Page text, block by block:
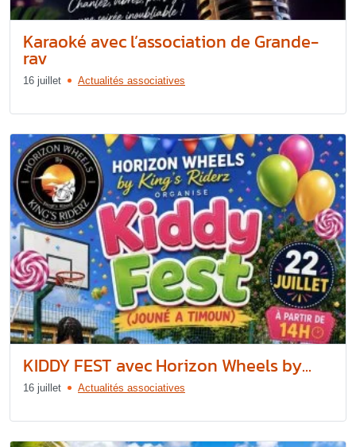
Karaoké avec l’association de Grande-
rav
16 juillet Actualités associatives
KIDDY FEST avec Horizon Wheels by...
16 juillet Actualités associatives